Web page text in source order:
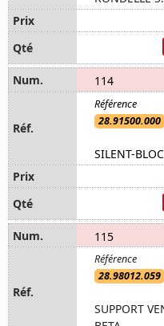
114
28.91500.000
SILENT-
115
28.98012.059
SUPPORT